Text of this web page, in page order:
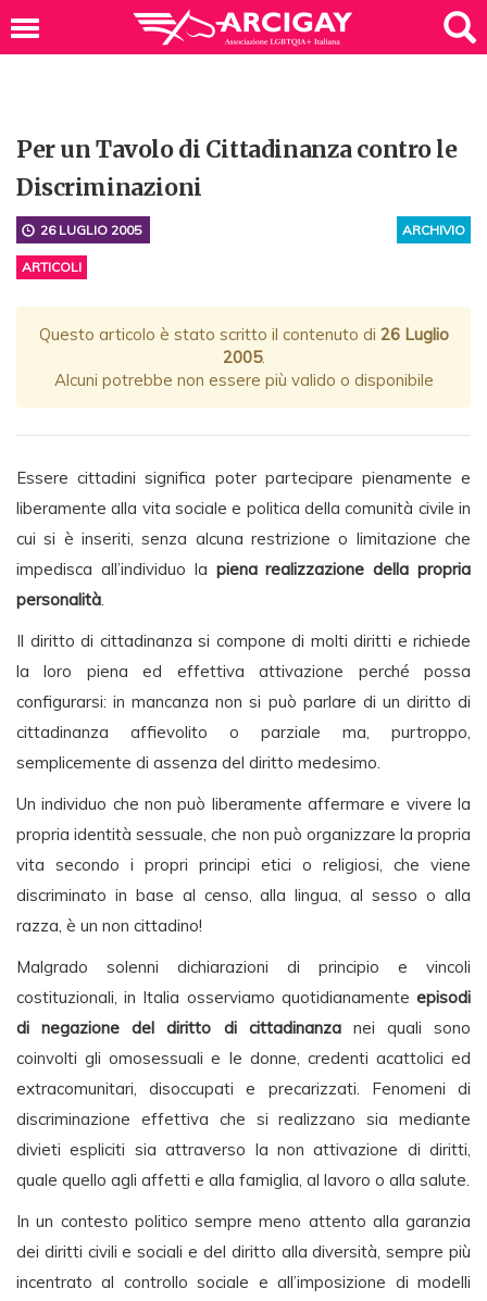
Per un Tavolo di Cittadinanza contro le
Discriminazioni
ARCHIVIO
26 LUGLIO 2005
ARTICOLI
Questo articolo è stato scritto il contenuto di 26 Luglio
2005.
Alcuni potrebbe non essere più valido o disponibile
Essere cittadini significa poter partecipare pienamente e
liberamente alla vita sociale e politica della comunità civile in
cui si è inseriti, senza alcuna restrizione o limitazione che
impedisca all’individuo la piena realizzazione della propria
personalità.
Il diritto di cittadinanza si compone di molti diritti e richiede
la loro piena ed effettiva attivazione perché possa
configurarsi: in mancanza non si può parlare di un diritto di
cittadinanza affievolito o parziale ma, purtroppo,
semplicemente di assenza del diritto medesimo.
Un individuo che non può liberamente affermare e vivere la
propria identità sessuale, che non può organizzare la propria
vita secondo i propri principi etici o religiosi, che viene
discriminato in base al censo, alla lingua, al sesso o alla
razza, è un non cittadino!
Malgrado solenni dichiarazioni di principio e vincoli
costituzionali, in Italia osserviamo quotidianamente episodi
di negazione del diritto di cittadinanzanei quali sono
coinvolti gli omosessuali e le donne, credenti acattolici ed
extracomunitari, disoccupati e precarizzati. Fenomeni di
discriminazione effettiva che si realizzano sia mediante
divieti espliciti sia attraverso la non attivazione di diritti,
quale quello agli affetti e alla famiglia, al lavoro o alla salute.
In un contesto politico sempre meno attento alla garanzia
dei diritti civili e sociali e del diritto alla diversità, sempre più
incentrato al controllo sociale e all’imposizione di modelli